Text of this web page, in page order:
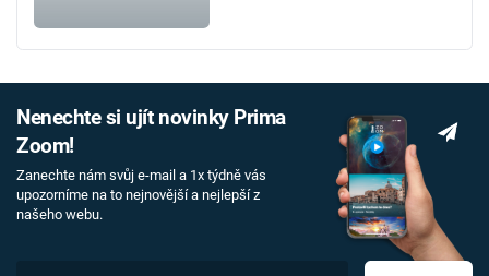
Nenechte si ujít novinky Prima
Zoom!
Zanechte nám svůj e-mail a 1x týdně vás
upozorníme na to nejnovější a nejlepší z
našeho webu.